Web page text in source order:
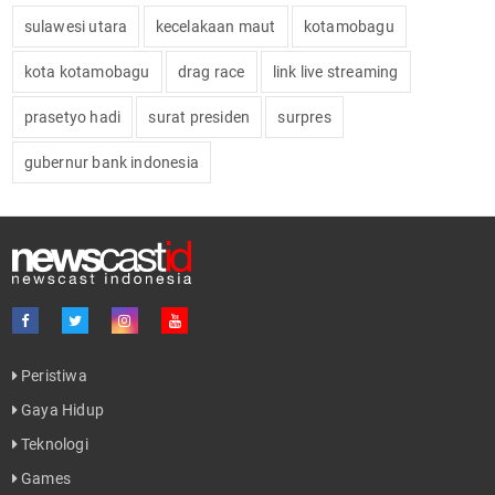
sulawesi utara kecelakaan maut kotamobagu
kota kotamobagu drag race link live streaming
prasetyo hadi surat presiden surpres
gubernur bank indonesia
Peristiwa
Gaya Hidup
Teknologi
Games